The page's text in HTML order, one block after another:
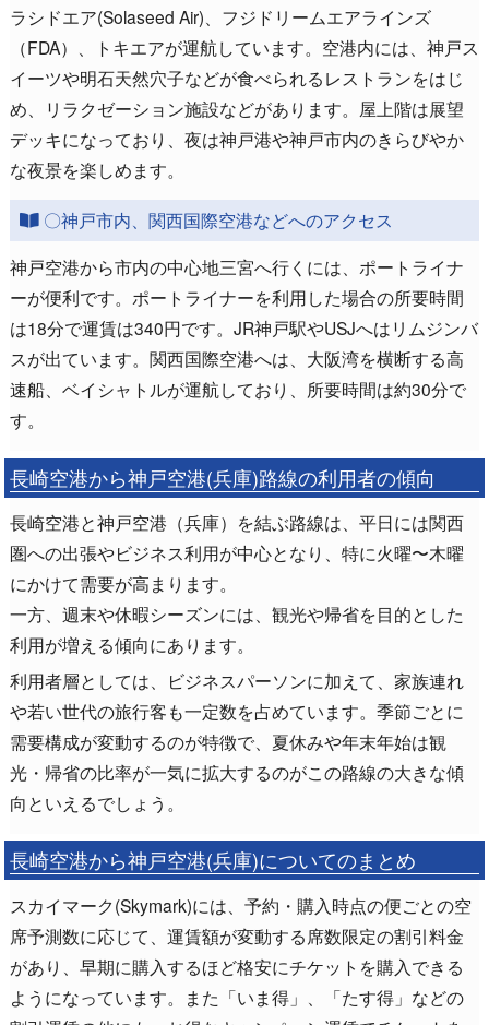
ラシドエア(Solaseed Air)、フジドリームエアラインズ
（FDA）、トキエアが運航しています。空港内には、神戸ス
イーツや明石天然穴子などが食べられるレストランをはじ
め、リラクゼーション施設などがあります。屋上階は展望
デッキになっており、夜は神戸港や神戸市内のきらびやか
な夜景を楽しめます。
〇神戸市内、関西国際空港などへのアクセス
神戸空港から市内の中心地三宮へ行くには、ポートライナ
ーが便利です。ポートライナーを利用した場合の所要時間
は18分で運賃は340円です。JR神戸駅やUSJへはリムジンバ
スが出ています。関西国際空港へは、大阪湾を横断する高
速船、ベイシャトルが運航しており、所要時間は約30分で
す。
長崎空港から神戸空港(兵庫)路線の利用者の傾向
長崎空港と神戸空港（兵庫）を結ぶ路線は、平日には関西
圏への出張やビジネス利用が中心となり、特に火曜〜木曜
にかけて需要が高まります。
一方、週末や休暇シーズンには、観光や帰省を目的とした
利用が増える傾向にあります。
利用者層としては、ビジネスパーソンに加えて、家族連れ
や若い世代の旅行客も一定数を占めています。季節ごとに
需要構成が変動するのが特徴で、夏休みや年末年始は観
光・帰省の比率が一気に拡大するのがこの路線の大きな傾
向といえるでしょう。
長崎空港から神戸空港(兵庫)についてのまとめ
スカイマーク(Skymark)には、予約・購入時点の便ごとの空
席予測数に応じて、運賃額が変動する席数限定の割引料金
があり、早期に購入するほど格安にチケットを購入できる
ようになっています。また「いま得」、「たす得」などの